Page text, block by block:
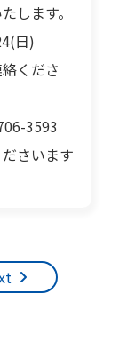
します。
日)
くださ
3593
さいます